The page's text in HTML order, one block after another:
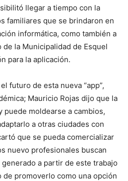
llegar a tiempo con la
familiares que se brindaron en
informática, como también a
la Municipalidad de Esquel
para la aplicación.
futuro de esta nueva “app”,
Mauricio Rojas dijo que la
puede moldearse a cambios,
a otras ciudades con
que se pueda comercializar
nuevo profesionales buscan
a partir de este trabajo
promoverlo como una opción